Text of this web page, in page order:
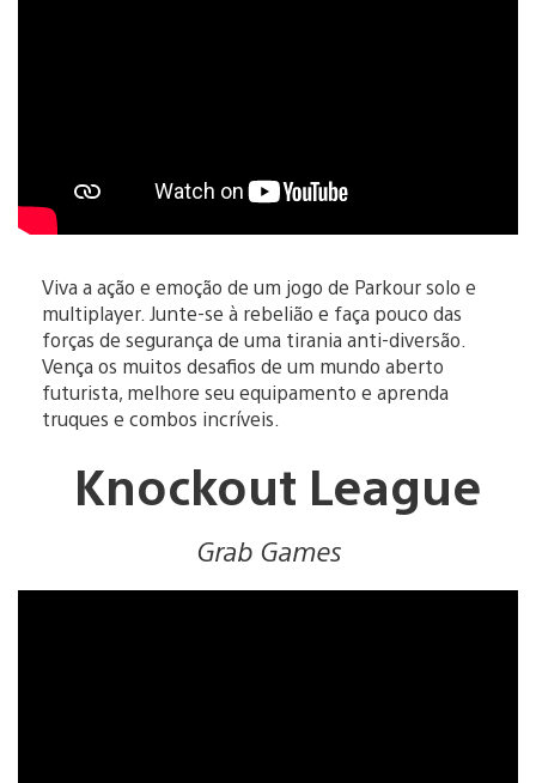
Viva a ação e emoção de um jogo de Parkour solo e
multiplayer. Junte-se à rebelião e faça pouco das
forças de segurança de uma tirania anti-diversão.
Vença os muitos desafios de um mundo aberto
futurista, melhore seu equipamento e aprenda
truques e combos incríveis.
Knockout League
Grab Games